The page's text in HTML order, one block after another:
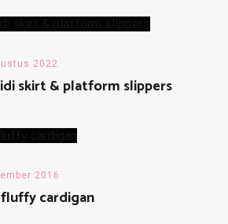
2022
skirt & platform slippers
2016
cardigan